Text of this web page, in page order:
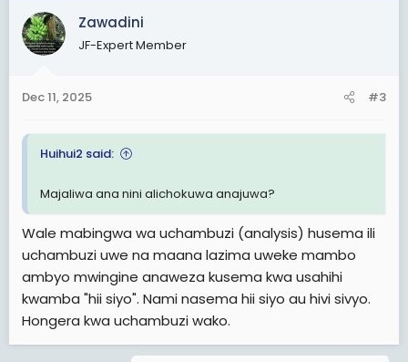
ndiye hupanga nani awe nani ktk kuongoza watu wake
Kassimu Majaliwa:
hayo. Nani kakuambia hivyo? Umezungumza na
mwenyezi Mungu kutumia njia hiyo?
My Opinions
👉Haina shaka kuwa, hii speech ilimlenga boss wake
Samia Suluhu Hassan
👉Huyu mama kaumiza wengi sana kubaki Ili tu awe
Rais. Angalia watu aliowateka, kuwatesa, kuvunja
Zawadini
JF-Expert Member
Dec 11, 2025 #3
Huihui2 said:
Majaliwa ana nini alichokuwa anajuwa?
Wale mabingwa wa uchambuzi (analysis) husema ili
uchambuzi uwe na maana lazima uweke mambo
ambyo mwingine anaweza kusema kwa usahihi
kwamba "hii siyo". Nami nasema hii siyo au hivi sivyo.
Hongera kwa uchambuzi wako.